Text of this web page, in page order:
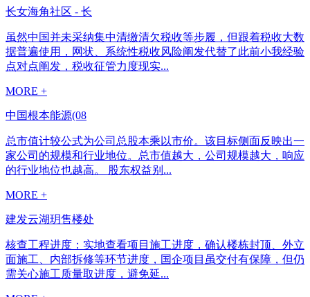
长女海角社区 - 长
虽然中国并未采纳集中清缴清欠税收等步履，但跟着税收大数
据普遍使用，网状、系统性税收风险阐发代替了此前小我经验
点对点阐发，税收征管力度现实...
MORE +
中国根本能源(08
总市值计较公式为公司总股本乘以市价。该目标侧面反映出一
家公司的规模和行业地位。总市值越大，公司规模越大，响应
的行业地位也越高。 股东权益别...
MORE +
建发云湖玥售楼处
核查工程进度：实地查看项目施工进度，确认楼栋封顶、外立
面施工、内部拆修等环节进度，国企项目虽交付有保障，但仍
需关心施工质量取进度，避免延...